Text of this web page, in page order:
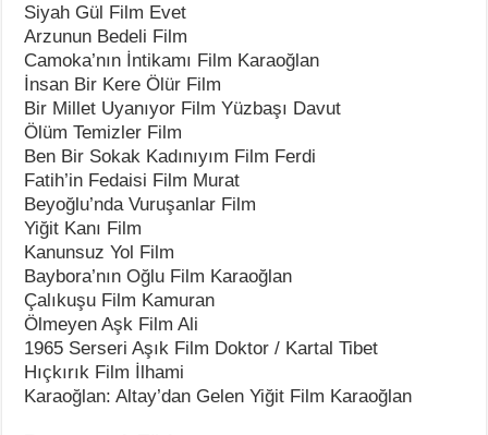
Siyah Gül Film Evet
Arzunun Bedeli Film
Camoka’nın İntikamı Film Karaoğlan
İnsan Bir Kere Ölür Film
Bir Millet Uyanıyor Film Yüzbaşı Davut
Ölüm Temizler Film
Ben Bir Sokak Kadınıyım Film Ferdi
Fatih’in Fedaisi Film Murat
Beyoğlu’nda Vuruşanlar Film
Yiğit Kanı Film
Kanunsuz Yol Film
Baybora’nın Oğlu Film Karaoğlan
Çalıkuşu Film Kamuran
Ölmeyen Aşk Film Ali
1965 Serseri Aşık Film Doktor / Kartal Tibet
Hıçkırık Film İlhami
Karaoğlan: Altay’dan Gelen Yiğit Film Karaoğlan